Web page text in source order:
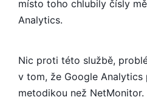
místo toho chlubily čísly
Analytics.
Nic proti této službě,
v tom, že Google Analytics
metodikou než NetMonitor.